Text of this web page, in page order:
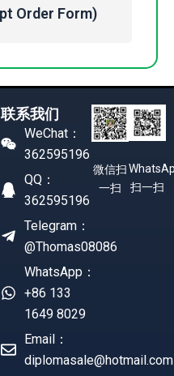
Order Form)
联系我们
WeChat：
362595196
QQ：
362595196
Telegram：
@Thomas08086
WhatsApp：
+86 133
1649 8029
Email：
diplomasale@hotmail.com
微信扫
一扫
扫一扫